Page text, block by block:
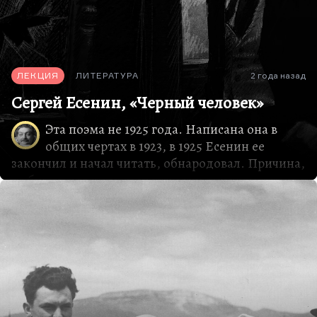
ЛЕКЦИЯ ЛИТЕРАТУРА 2 года назад
Сергей Есенин, «Черный человек»
Эта поэма не 1925 года. Написана она в
общих чертах в 1923, в 1925 Есенин ее
закончил и начал читать, обнародовал. Причина,
в общем, что он не мог написать эту вещь в
последний свой год, довольно проста — Есенин
героически, не побоюсь этого слова, сделал
распад собственной личности главным сюжетом
собственной лирики. Тут вам и алкогольная
деменция, тут и все более асоциальное
поведение, и безумные вспышки злобы и
подозрительности, и скандалы, его